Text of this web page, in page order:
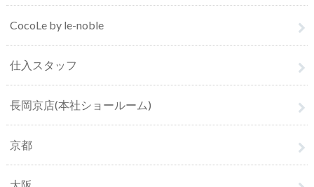
CocoLe by le-noble
仕入スタッフ
長岡京店(本社ショールーム)
京都